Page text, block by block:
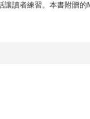
讀者練習。本書附贈